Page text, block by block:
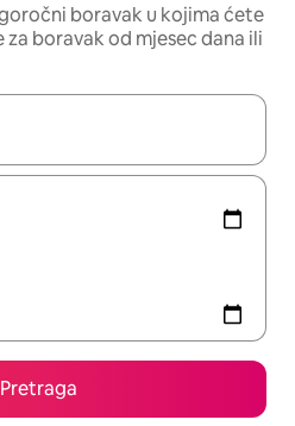
boravak u kojima ćete
boravak od mjesec dana ili
možete da se krećete kroz njih
Pretraga